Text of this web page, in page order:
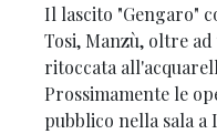
Il lascito "Gengaro"
Tosi, Manzù, oltre ad
ritoccata
Prossimamente le
pubblico nella sala a